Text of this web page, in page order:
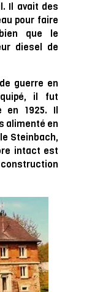
Il avait des
pour faire
que le
diesel de
guerre en
il fut
en 1925. Il
alimenté en
Steinbach,
intact est